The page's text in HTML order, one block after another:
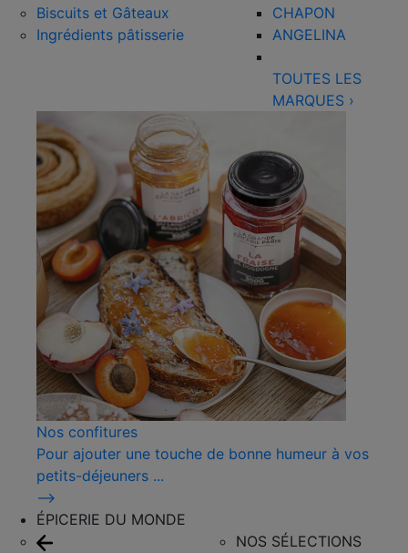
Biscuits et Gâteaux
Ingrédients pâtisserie
CHAPON
ANGELINA
TOUTES LES
MARQUES ›
Nos confitures
Pour ajouter une touche de bonne humeur à vos
petits-déjeuners ...
⟶
ÉPICERIE DU MONDE
NOS SÉLECTIONS